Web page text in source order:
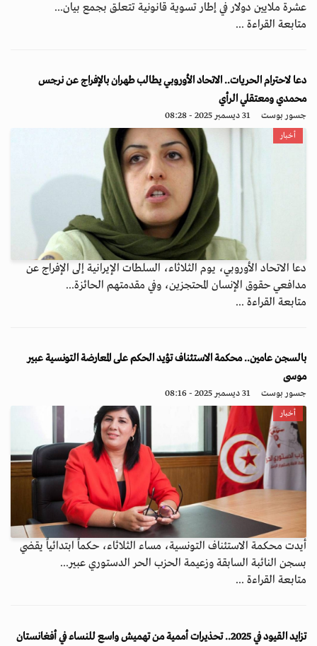
عشرة ملايين دولار في إطار تسوية قانونية تتعلق بجمع بيان...
متابعة القراءة ...
دعا لاحترام الحريات.. الاتحاد الأوروبي يطالب طهران بالإفراج عن نرجس
محمدي ومعتقلي الرأي
جسور بوست 31 ديسمبر 2025 - 08:28
أخبار
دعا الاتحاد الأوروبي، يوم الثلاثاء، السلطات الإيرانية إلى الإفراج عن
مدافعي حقوق الإنسان المحتجزين، وفي مقدمتهم الحائزة...
متابعة القراءة ...
بالسجن عامين.. محكمة الاستئناف تؤيد الحكم على المعارضة التونسية عبير
موسى
جسور بوست 31 ديسمبر 2025 - 08:16
أخبار
أيدت محكمة الاستئناف التونسية، مساء الثلاثاء، حكماً ابتدائياً يقضي
بسجن النائبة السابقة وزعيمة الحزب الحر الدستوري عبير...
متابعة القراءة ...
تزايد القيود في 2025.. تحذيرات أممية من تهميش واسع للنساء في أفغانستان